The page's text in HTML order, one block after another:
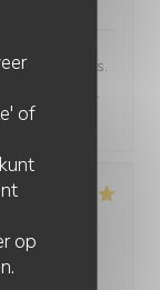
of
op
collègues.
était bon.
/ Prijs